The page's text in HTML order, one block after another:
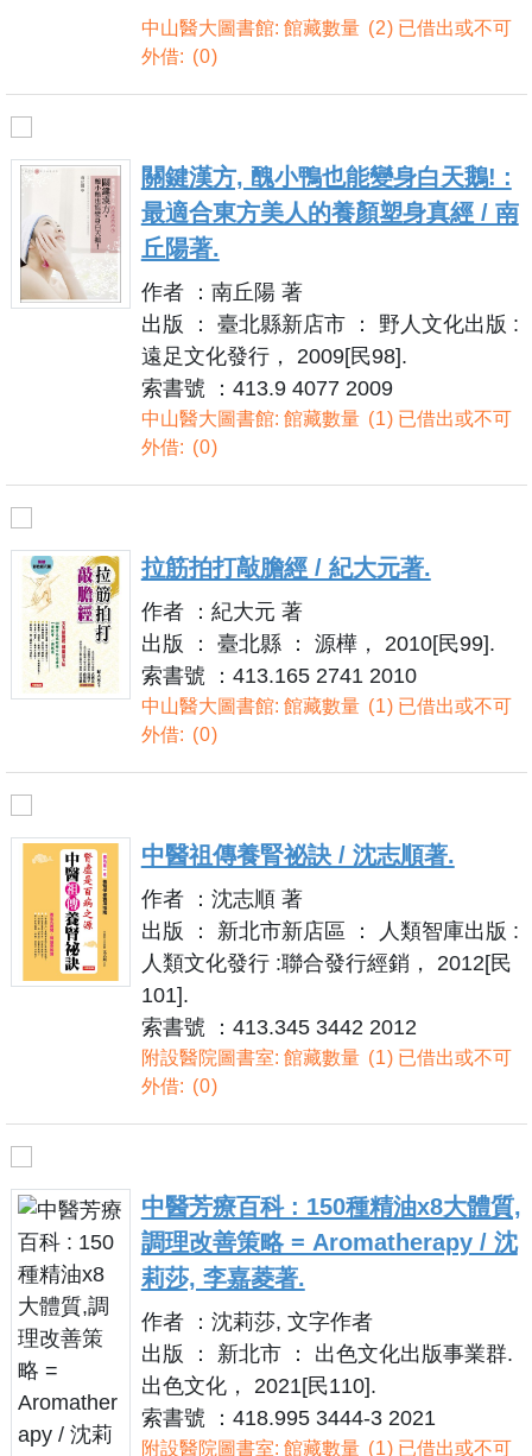
中山醫大圖書館: 館藏數量
2 已借出或不可
外借:
0
關鍵漢方, 醜小鴨也能變身白天鵝! :
最適合東方美人的養顏塑身真經 / 南
丘陽著.
作者 ：南丘陽 著
出版 ： 臺北縣新店市 ： 野人文化出版 :
遠足文化發行， 2009[民98].
索書號 ：413.9 4077 2009
中山醫大圖書館: 館藏數量 1 已借出或不可
外借:
0
拉筋拍打敲膽經 / 紀大元著.
作者 ：紀大元 著
出版 ： 臺北縣 ： 源樺， 2010[民99].
索書號 ：413.165 2741 2010
中山醫大圖書館: 館藏數量 1 已借出或不可
外借:
0
中醫祖傳養腎祕訣 / 沈志順著.
作者 ：沈志順 著
出版 ： 新北市新店區 ： 人類智庫出版 :
人類文化發行 :聯合發行經銷， 2012[民
101].
索書號 ：413.345 3442 2012
附設醫院圖書室: 館藏數量 1 已借出或不可
外借:
0
中醫芳療百科 : 150種精油x8大體質,
調理改善策略 = Aromatherapy / 沈
莉莎, 李嘉菱著.
作者 ：沈莉莎, 文字作者
出版 ： 新北市 ： 出色文化出版事業群.
出色文化， 2021[民110].
索書號 ：418.995 3444-3 2021
附設醫院圖書室: 館藏數量 1 已借出或不可